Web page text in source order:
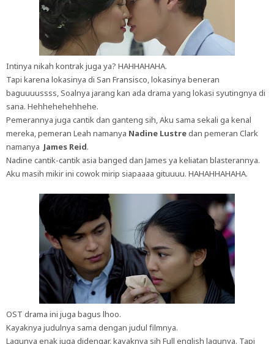
Intinya nikah kontrak juga ya? HAHHAHAHA.
Tapi karena lokasinya di San Fransisco, lokasinya beneran
baguuuussss, Soalnya jarang kan ada drama yang lokasi syutingnya di
sana. Hehhehehehhehe.
Pemerannya juga cantik dan ganteng sih, Aku sama sekali ga kenal
mereka, pemeran Leah namanya Nadine Lustredan pemeran Clark
namanya James Reid.
Nadine cantik-cantik asia banged dan James ya keliatan blasterannya.
Aku masih mikir ini cowok mirip siapaaaa gituuuu. HAHAHHAHAHA.
OST drama ini juga bagus lhoo.
Kayaknya judulnya sama dengan judul filmnya.
Lagunya enak juga didengar, kayaknya sih Full english lagunya. Tapi